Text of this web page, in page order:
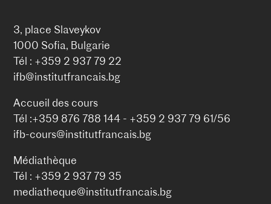
3, place Slaveykov
1000 Sofia, Bulgarie
Tél : +359 2 937 79 22
ifb@institutfrancais.bg
Accueil des cours
Tél :+359 876 788 144 - +359 2 937 79 61/56
ifb-cours@institutfrancais.bg
Médiathèque
Tél : +359 2 937 79 35
mediatheque@institutfrancais.bg